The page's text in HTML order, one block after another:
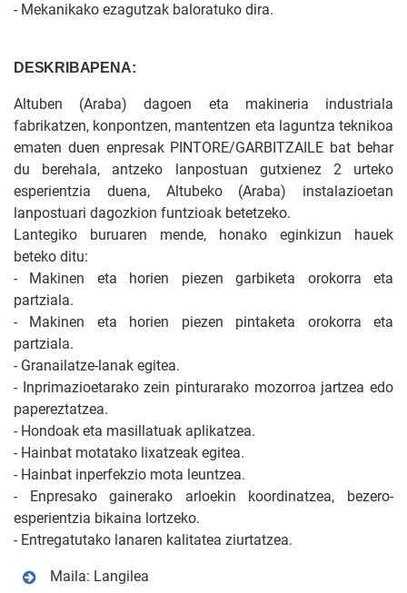
- Mekanikako ezagutzak baloratuko dira.
DESKRIBAPENA:
Altuben (Araba) dagoen eta makineria industriala
fabrikatzen, konpontzen, mantentzen eta laguntza teknikoa
ematen duen enpresak PINTORE/GARBITZAILE bat behar
du berehala, antzeko lanpostuan gutxienez 2 urteko
esperientzia duena, Altubeko (Araba) instalazioetan
lanpostuari dagozkion funtzioak betetzeko.
Lantegiko buruaren mende, honako eginkizun hauek
beteko ditu:
- Makinen eta horien piezen garbiketa orokorra eta
partziala.
- Makinen eta horien piezen pintaketa orokorra eta
partziala.
- Granailatze-lanak egitea.
- Inprimazioetarako zein pinturarako mozorroa jartzea edo
papereztatzea.
- Hondoak eta masillatuak aplikatzea.
- Hainbat motatako lixatzeak egitea.
- Hainbat inperfekzio mota leuntzea.
- Enpresako gainerako arloekin koordinatzea, bezero-
esperientzia bikaina lortzeko.
- Entregatutako lanaren kalitatea ziurtatzea.
Maila: Langilea